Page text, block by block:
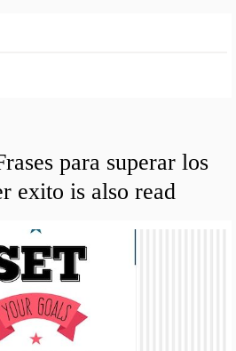
para superar los
exito is also read